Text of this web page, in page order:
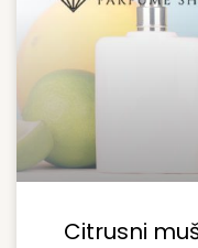
Citrusni